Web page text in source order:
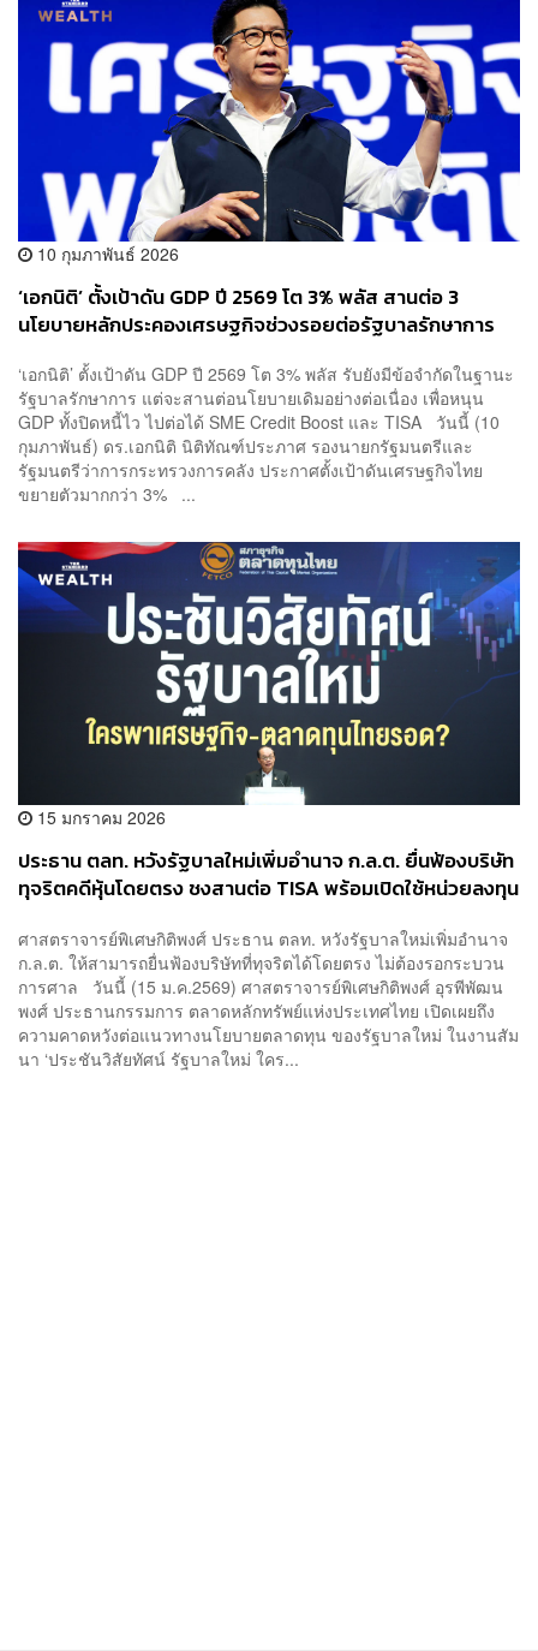
10 กุมภาพันธ์ 2026
‘เอกนิติ’ ตั้งเป้าดัน GDP ปี 2569 โต 3% พลัส สานต่อ 3
นโยบายหลักประคองเศรษฐกิจช่วงรอยต่อรัฐบาลรักษาการ
‘เอกนิติ’ ตั้งเป้าดัน GDP ปี 2569 โต 3% พลัส รับยังมีข้อจำกัดในฐานะ
รัฐบาลรักษาการ แต่จะสานต่อนโยบายเดิมอย่างต่อเนื่อง เพื่อหนุน
GDP ทั้งปิดหนี้ไว ไปต่อได้ SME Credit Boost และ TISA วันนี้ (10
กุมภาพันธ์) ดร.เอกนิติ นิติทัณฑ์ประภาศ รองนายกรัฐมนตรีและ
รัฐมนตรีว่าการกระทรวงการคลัง ประกาศตั้งเป้าดันเศรษฐกิจไทย
ขยายตัวมากกว่า 3% ...
15 มกราคม 2026
ประธาน ตลท. หวังรัฐบาลใหม่เพิ่มอำนาจ ก.ล.ต. ยื่นฟ้องบริษัท
ทุจริตคดีหุ้นโดยตรง ชงสานต่อ TISA พร้อมเปิดใช้หน่วยลงทุน
ศาสตราจารย์พิเศษกิติพงศ์ ประธาน ตลท. หวังรัฐบาลใหม่เพิ่มอำนาจ
ก.ล.ต. ให้สามารถยื่นฟ้องบริษัทที่ทุจริตได้โดยตรง ไม่ต้องรอกระบวน
การศาล วันนี้ (15 ม.ค.2569) ศาสตราจารย์พิเศษกิติพงศ์ อุรพีพัฒน
พงศ์ ประธานกรรมการ ตลาดหลักทรัพย์แห่งประเทศไทย เปิดเผยถึง
ความคาดหวังต่อแนวทางนโยบายตลาดทุน ของรัฐบาลใหม่ ในงานสัม
นา ‘ประชันวิสัยทัศน์ รัฐบาลใหม่ ใคร...